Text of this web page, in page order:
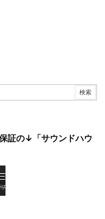
証の↓「サウンドハウ